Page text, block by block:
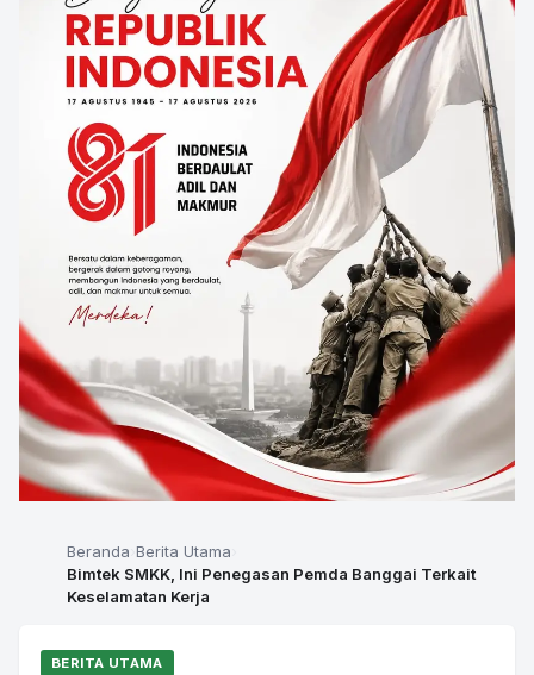
Beranda Berita Utama
Bimtek SMKK, Ini Penegasan Pemda Banggai Terkait
Keselamatan Kerja
BERITA UTAMA